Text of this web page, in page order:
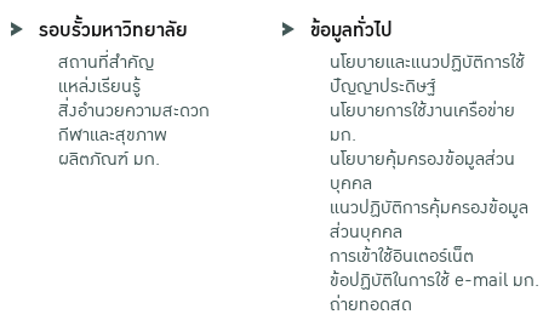
รอบรั้วมหาวิทยาลัย
สถานที่สำคัญ
แหล่งเรียนรู้
สิ่งอำนวยความสะดวก
กีฬาและสุขภาพ
ผลิตภัณฑ์ มก.
ข้อมูลทั่วไป
นโยบายและแนวปฏิบัติการใช้
ปัญญาประดิษฐ์
นโยบายการใช้งานเครือข่าย
มก.
นโยบายคุ้มครองข้อมูลส่วน
บุคคล
แนวปฏิบัติการคุ้มครองข้อมูล
ส่วนบุคคล
การเข้าใช้อินเตอร์เน็ต
ข้อปฏิบัติในการใช้ e-mail มก.
ถ่ายทอดสด